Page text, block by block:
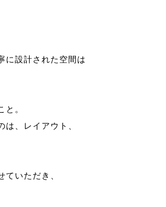
に設計された空間は
。
、レイアウト、
いただき、